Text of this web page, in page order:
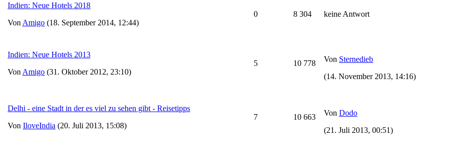
Indien: Neue Hotels 2018
Von Amigo (18. September 2014, 12:44)
0 8 304 keine Antwort
Indien: Neue Hotels 2013
Von Amigo (31. Oktober 2012, 23:10)
5 10 778 Von Sternedieb
(14. November 2013, 14:16)
Delhi - eine Stadt in der es viel zu sehen gibt - Reisetipps
Von IloveIndia (20. Juli 2013, 15:08)
7 10 663 Von Dodo
(21. Juli 2013, 00:51)